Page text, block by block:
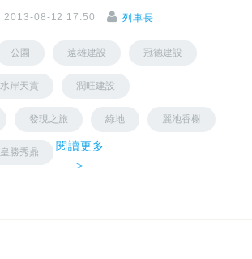
2013-08-12 17:50 列車長
公園 遠雄建設 冠德建設
水岸天賞 潤旺建設
發現之旅 綠地 麗池香榭
皇勝秀鼎
閱讀更多
＞